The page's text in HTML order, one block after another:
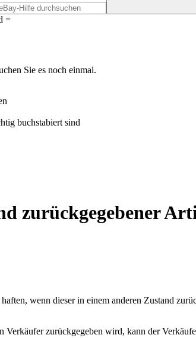
=
Sie es noch einmal.
buchstabiert sind
zurückgegebener
wenn dieser in einem anderen Zustand
zurückgegeben wird, kann der